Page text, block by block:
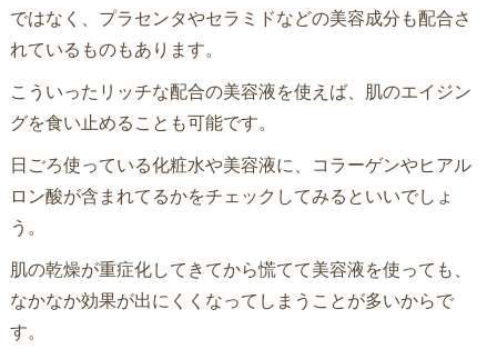
ではなく、プラセンタやセラミドなどの美容成分も配合さ
れているものもあります。
こういったリッチな配合の美容液を使えば、肌のエイジン
グを食い止めることも可能です。
日ごろ使っている化粧水や美容液に、コラーゲンやヒアル
ロン酸が含まれてるかをチェックしてみるといいでしょ
う。
肌の乾燥が重症化してきてから慌てて美容液を使っても、
なかなか効果が出にくくなってしまうことが多いからで
す。